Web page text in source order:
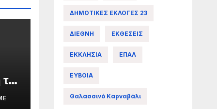
ΔΗΜΟΤΙΚΕΣ ΕΚΛΟΓΕΣ 23
ΔΙΕΘΝΗ ΕΚΘΕΣΕΙΣ
ΕΚΚΛΗΣΙΑ ΕΠΑΛ
ΕΥΒΟΙΑ
Θαλασσινό Καρναβάλι